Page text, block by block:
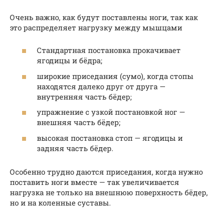
Очень важно, как будут поставлены ноги, так как
это распределяет нагрузку между мышцами
Стандартная постановка прокачивает
ягодицы и бёдра;
широкие приседания (сумо), когда стопы
находятся далеко друг от друга —
внутренняя часть бёдер;
упражнение с узкой постановкой ног —
внешняя часть бёдер;
высокая постановка стоп — ягодицы и
задняя часть бёдер.
Особенно трудно даются приседания, когда нужно
поставить ноги вместе — так увеличивается
нагрузка не только на внешнюю поверхность бёдер,
но и на коленные суставы.